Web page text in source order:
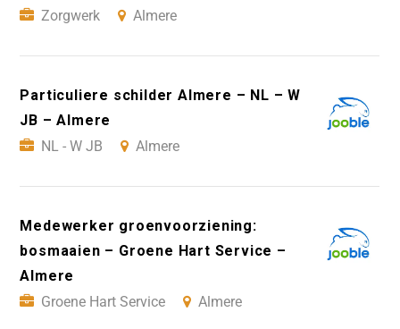
Zorgwerk
Almere
Particuliere schilder Almere – NL – W
JB – Almere
NL - W JB
Almere
Medewerker groenvoorziening:
bosmaaien – Groene Hart Service –
Almere
Groene Hart Service
Almere